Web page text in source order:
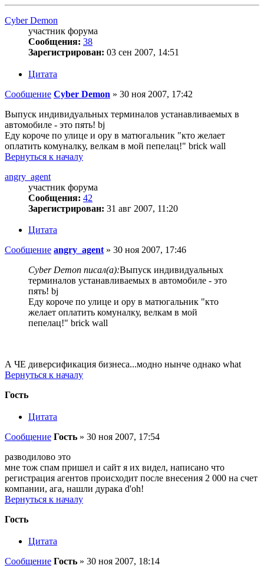
Cyber Demon
участник форума
Сообщения: 38
Зарегистрирован: 03 сен 2007, 14:51
Цитата
Сообщение Cyber Demon » 30 ноя 2007, 17:42
Выпуск индивидуальных терминалов устанавливаемых в
автомобиле - это пять! bj
Еду короче по улице и ору в матюгальник "кто желает
оплатить комуналку, велкам в мой пепелац!" brick wall
Вернуться к началу
angry_agent
участник форума
Сообщения: 42
Зарегистрирован: 31 авг 2007, 11:20
Цитата
Сообщение angry_agent » 30 ноя 2007, 17:46
Cyber Demon писал(а):Выпуск индивидуальных
терминалов устанавливаемых в автомобиле - это
пять! bj
Еду короче по улице и ору в матюгальник "кто
желает оплатить комуналку, велкам в мой
пепелац!" brick wall
А ЧЕ диверсификация бизнеса...модно нынче однако what
Вернуться к началу
Гость
Цитата
Сообщение Гость » 30 ноя 2007, 17:54
разводилово это
мне тож спам пришел и сайт я их видел, написано что
регистрация агентов происходит после внесения 2 000 на счет
компании, ага, нашли дурака d'oh!
Вернуться к началу
Гость
Цитата
Сообщение Гость » 30 ноя 2007, 18:14